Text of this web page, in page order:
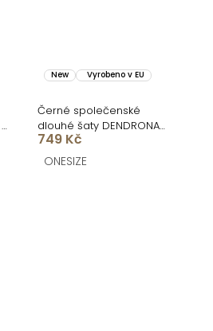
New Vyrobeno v EU
Černé společenské
dlouhé šaty DENDRONA
za krk s výstřihem
749 Kč
ONESIZE